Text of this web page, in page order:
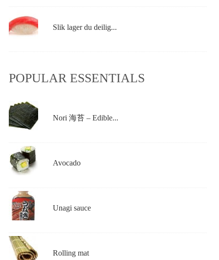
Slik lager du deilig...
POPULAR ESSENTIALS
Nori 海苔 – Edible...
Avocado
Unagi sauce
Rolling mat